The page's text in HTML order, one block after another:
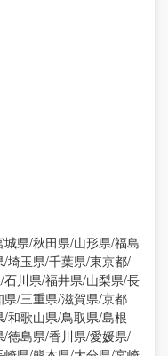
県/秋田県/山形県/福島
埼玉県/千葉県/東京都/
川県/福井県/山梨県/長
/三重県/滋賀県/京都
和歌山県/鳥取県/島根
徳島県/香川県/愛媛県/